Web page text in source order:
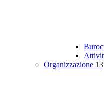
Organizzazione 13